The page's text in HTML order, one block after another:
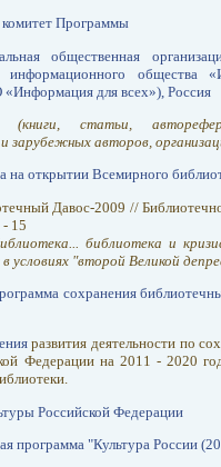
комитет Программы
общественная
информационного общества
для всех»), Россия
(книги, статьи,
зарубежных авторов,
на открытии Всемирного
Давос-2009 //
15
библиотека и
условиях "второй Великой
сохранения
развития деятельности по
Федерации на 2011 - 2020
Российской Федерации
программа "Культура России